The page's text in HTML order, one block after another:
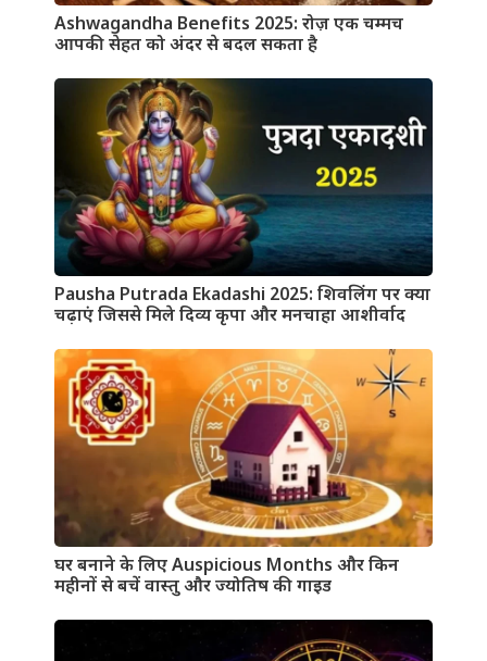
Ashwagandha Benefits 2025: रोज़ एक चम्मच
आपकी सेहत को अंदर से बदल सकता है
Pausha Putrada Ekadashi 2025: शिवलिंग पर क्या
चढ़ाएं जिससे मिले दिव्य कृपा और मनचाहा आशीर्वाद
घर बनाने के लिए Auspicious Months और किन
महीनों से बचें वास्तु और ज्योतिष की गाइड